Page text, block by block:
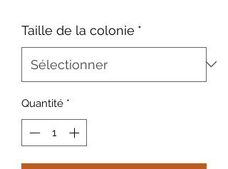
Taille de la colonie *
Quantité *